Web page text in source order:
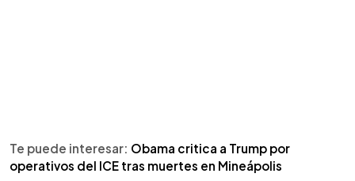
Te puede interesar: Obama critica a Trump por
operativos del ICE tras muertes en Mineápolis